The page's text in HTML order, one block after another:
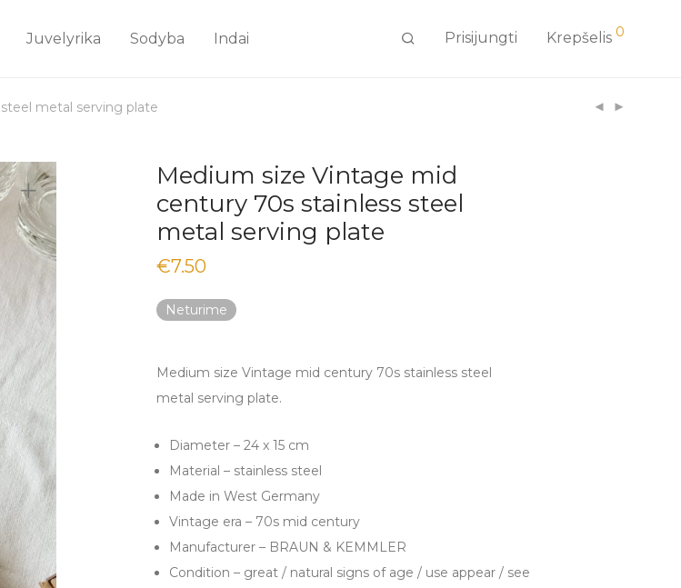
Juvelyrika Sodyba Indai Prisijungti Krepšelis 0
metal serving plate
Medium size Vintage mid
century 70s stainless steel
metal serving plate
€7.50
Neturime
Medium size Vintage mid century 70s stainless steel
metal serving plate.
Diameter – 24 x 15 cm
Material – stainless steel
Made in West Germany
Vintage era – 70s mid century
Manufacturer – BRAUN & KEMMLER
Condition – great / natural signs of age / use appear / see